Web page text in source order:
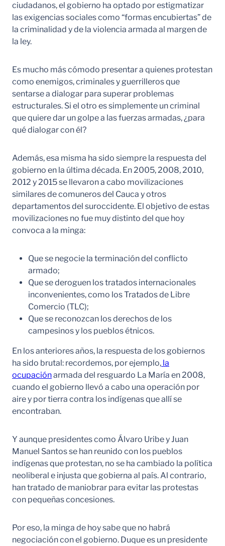
ciudadanos, el gobierno ha optado por estigmatizar
las exigencias sociales como “formas encubiertas” de
la criminalidad y de la violencia armada al margen de
la ley.
Es mucho más cómodo presentar a quienes protestan
como enemigos, criminales y guerrilleros que
sentarse a dialogar para superar problemas
estructurales. Si el otro es simplemente un criminal
que quiere dar un golpe a las fuerzas armadas, ¿para
qué dialogar con él?
Además, esa misma ha sido siempre la respuesta del
gobierno en la última década. En 2005, 2008, 2010,
2012 y 2015 se llevaron a cabo movilizaciones
similares de comuneros del Cauca y otros
departamentos del suroccidente. El objetivo de estas
movilizaciones no fue muy distinto del que hoy
convoca a la minga:
Que se negocie la terminación del conflicto
armado;
Que se deroguen los tratados internacionales
inconvenientes, como los Tratados de Libre
Comercio (TLC);
Que se reconozcan los derechos de los
campesinos y los pueblos étnicos.
En los anteriores años, la respuesta de los gobiernos
ha sido brutal: recordemos, por ejemplo, la
ocupaciónarmada del resguardo La María en 2008,
cuando el gobierno llevó a cabo una operación por
aire y por tierra contra los indígenas que allí se
encontraban.
Y aunque presidentes como Álvaro Uribe y Juan
Manuel Santos se han reunido con los pueblos
indígenas que protestan, no se ha cambiado la política
neoliberal e injusta que gobierna al país. Al contrario,
han tratado de maniobrar para evitar las protestas
con pequeñas concesiones.
Por eso, la minga de hoy sabe que no habrá
negociación con el gobierno. Duque es un presidente